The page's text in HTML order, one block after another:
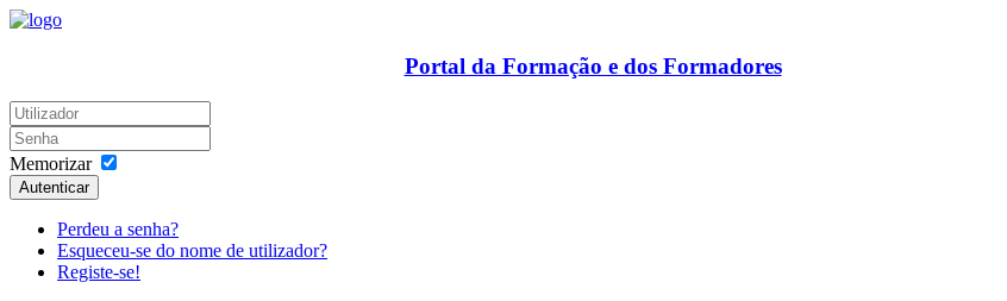
Portal da Formação e dos Formadores
Memorizar
Autenticar
Perdeu a senha?
Esqueceu-se do nome de utilizador?
Registe-se!